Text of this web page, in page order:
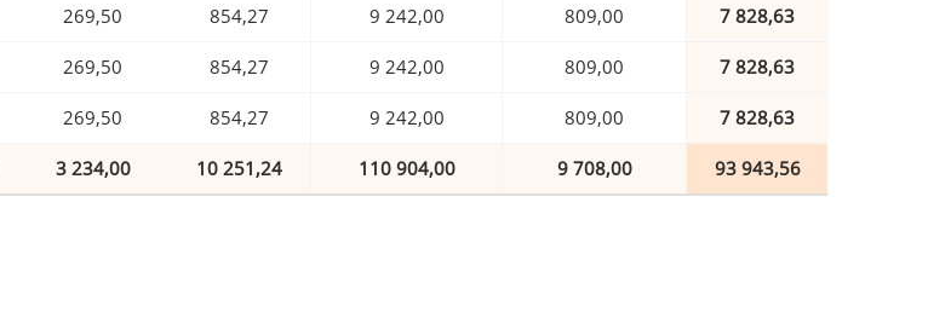
269,50 854,27 9 242,00 809,00 7 828,63
269,50 854,27 9 242,00 809,00 7 828,63
269,50 854,27 9 242,00 809,00 7 828,63
3 234,00 10 251,24 110 904,00 9 708,00 93 943,56